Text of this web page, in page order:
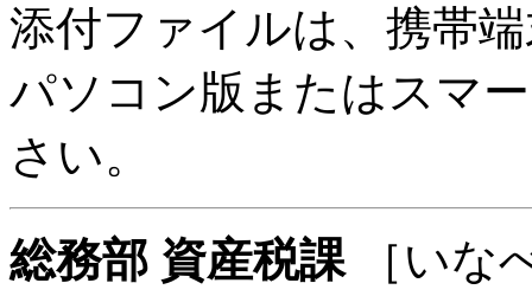
添付ファイルは、携帯
パソコン版またはスマ
さい。
総務部 資産税課［いな